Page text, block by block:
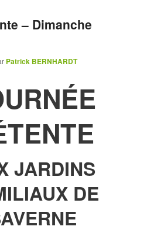
– Dimanche
Patrick BERNHARDT
TENTE
JARDINS
DE